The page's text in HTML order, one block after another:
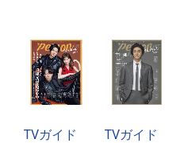
TVガイド
TVガイド